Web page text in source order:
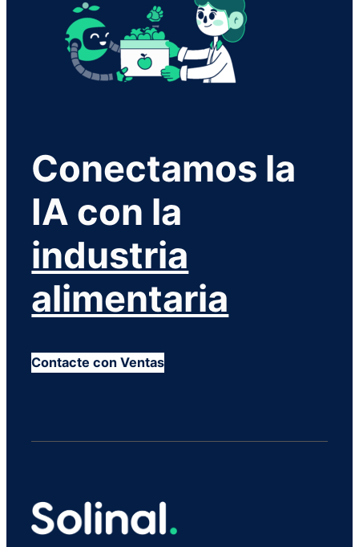
Conectamos la
IA con la
industria
alimentaria
Contacte con Ventas